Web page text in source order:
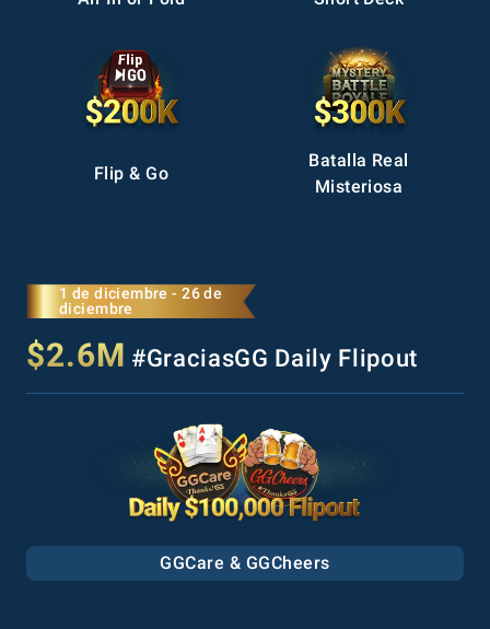
Flip & Go
Batalla Real
Misteriosa
1 de diciembre - 26 de
diciembre
$2.6M #GraciasGG Daily Flipout
GGCare & GGCheers